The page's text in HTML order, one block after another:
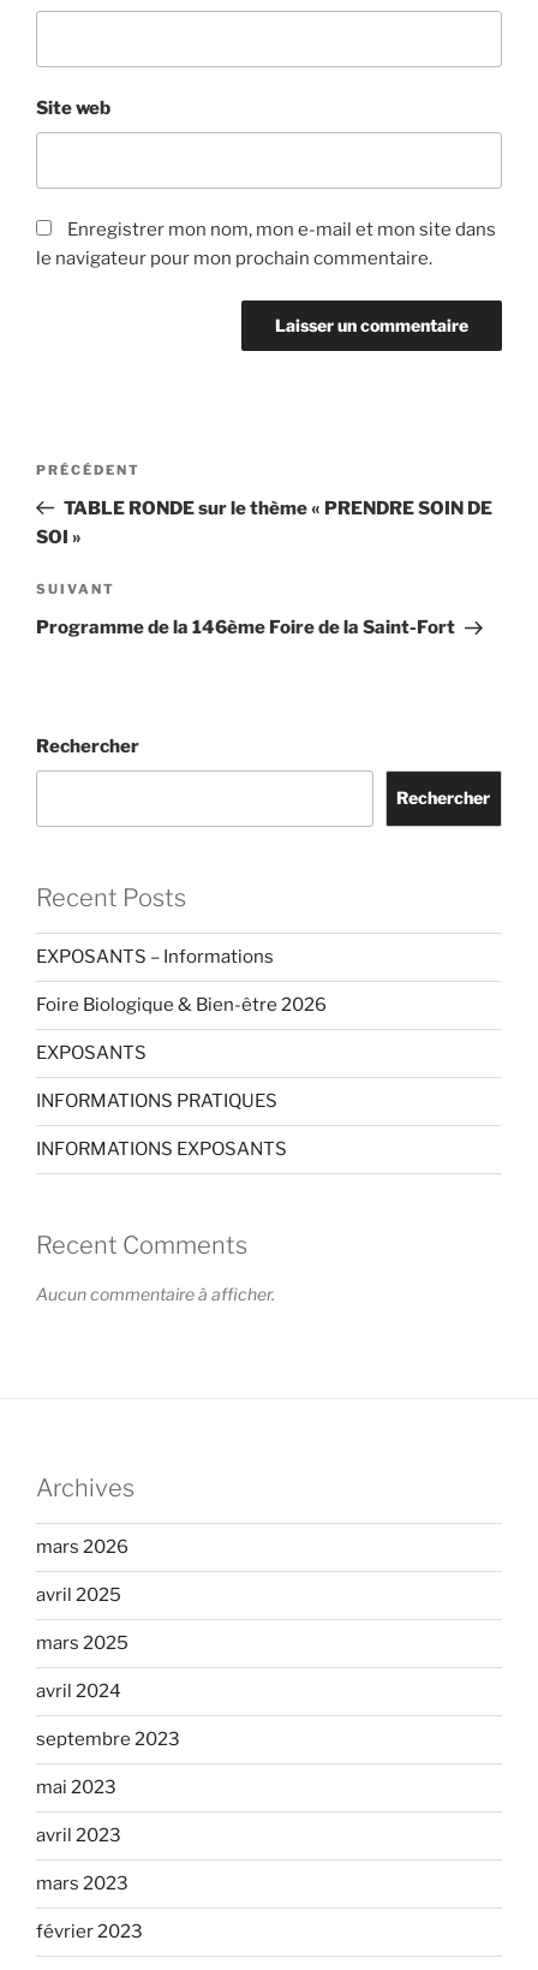
Site web
Enregistrer mon nom, mon e-mail et mon site dans
le navigateur pour mon prochain commentaire.
Navigation
l’article
Article
précédent
PRÉCÉDENT
TABLE RONDE sur le thème « PRENDRE SOIN DE
SOI »
Article
suivant
SUIVANT
Programme de la 146ème Foire de la Saint-Fort
Rechercher
Rechercher
Recent Posts
EXPOSANTS – Informations
Foire Biologique & Bien-être 2026
EXPOSANTS
INFORMATIONS PRATIQUES
INFORMATIONS EXPOSANTS
Recent Comments
Aucun commentaire à afficher.
Archives
mars 2026
avril 2025
mars 2025
avril 2024
septembre 2023
mai 2023
avril 2023
mars 2023
février 2023